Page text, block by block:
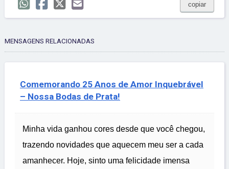
copiar
MENSAGENS RELACIONADAS
Comemorando 25 Anos de Amor Inquebrável
– Nossa Bodas de Prata!
Minha vida ganhou cores desde que você chegou,
trazendo novidades que aquecem meu ser a cada
amanhecer. Hoje, sinto uma felicidade imensa